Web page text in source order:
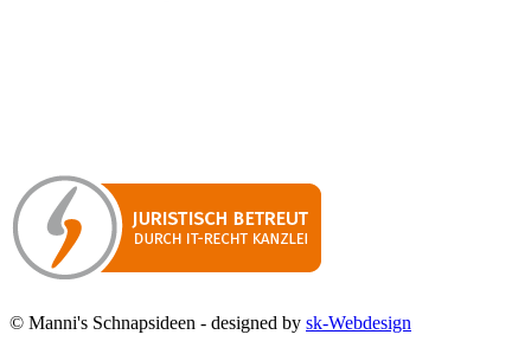
© Manni's Schnapsideen - designed by sk-Webdesign